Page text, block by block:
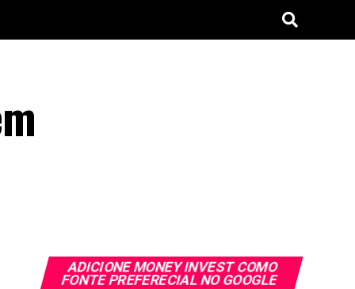
ADICIONE MONEY INVEST COMO
FONTE PREFERECIAL NO GOOGLE